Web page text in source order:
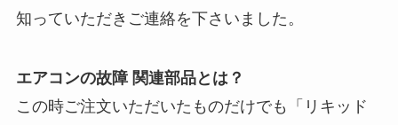
知っていただきご連絡を下さいました。
エアコンの故障 関連部品とは？
この時ご注文いただいたものだけでも「リキッド